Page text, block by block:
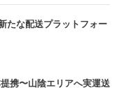
たな配送プラットフォー
携〜山陰エリアへ実運送